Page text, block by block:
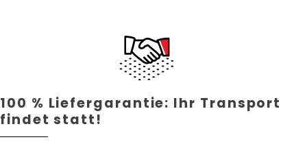
100 % Liefergarantie: Ihr Transport
findet statt!